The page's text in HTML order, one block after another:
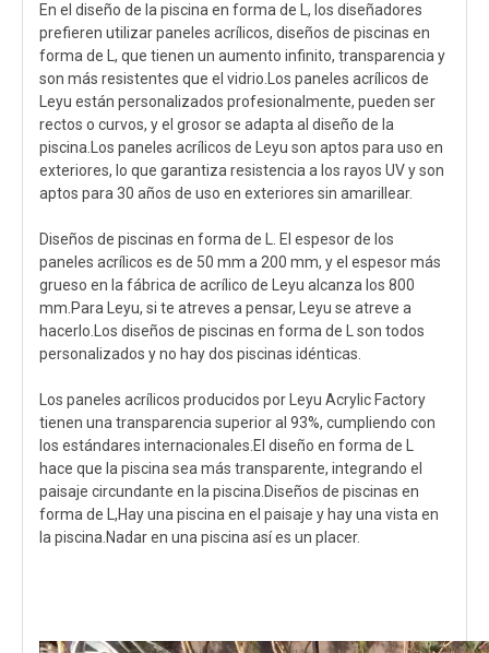
En el diseño de la piscina en forma de L, los diseñadores
prefieren utilizar paneles acrílicos, diseños de piscinas en
forma de L, que tienen un aumento infinito, transparencia y
son más resistentes que el vidrio.Los paneles acrílicos de
Leyu están personalizados profesionalmente, pueden ser
rectos o curvos, y el grosor se adapta al diseño de la
piscina.Los paneles acrílicos de Leyu son aptos para uso en
exteriores, lo que garantiza resistencia a los rayos UV y son
aptos para 30 años de uso en exteriores sin amarillear.
Diseños de piscinas en forma de L. El espesor de los
paneles acrílicos es de 50 mm a 200 mm, y el espesor más
grueso en la fábrica de acrílico de Leyu alcanza los 800
mm.Para Leyu, si te atreves a pensar, Leyu se atreve a
hacerlo.Los diseños de piscinas en forma de L son todos
personalizados y no hay dos piscinas idénticas.
Los paneles acrílicos producidos por Leyu Acrylic Factory
tienen una transparencia superior al 93%, cumpliendo con
los estándares internacionales.El diseño en forma de L
hace que la piscina sea más transparente, integrando el
paisaje circundante en la piscina.Diseños de piscinas en
forma de L,Hay una piscina en el paisaje y hay una vista en
la piscina.Nadar en una piscina así es un placer.